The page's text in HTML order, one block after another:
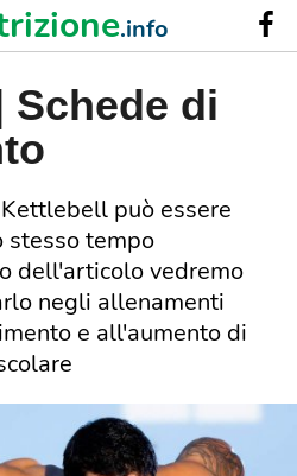
Schede di
può essere
stesso tempo
dell'articolo vedremo
negli allenamenti
e all'aumento di
.info